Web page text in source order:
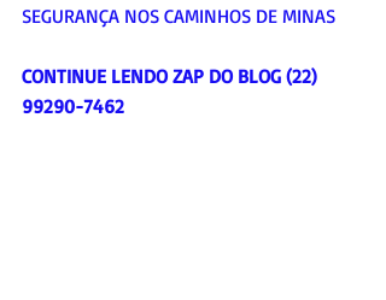
SEGURANÇA NOS CAMINHOS DE MINAS
CONTINUE LENDO ZAP DO BLOG (22)
99290-7462